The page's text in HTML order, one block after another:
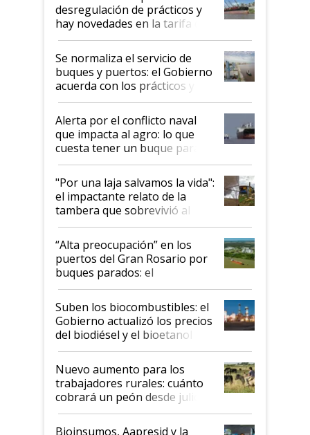
desregulación de prácticos y
hay novedades en la tarifa de
la hidrovía
Se normaliza el servicio de
buques y puertos: el Gobierno
acuerda con los prácticos y
suspende el decreto de
desregulación
Alerta por el conflicto naval
que impacta al agro: lo que
cuesta tener un buque parado
y el peligro de que Argentina
pase a ser "país sucio"
"Por una laja salvamos la vida":
el impactante relato de la
tambera que sobrevivió al
tornado
“Alta preocupación” en los
puertos del Gran Rosario por
buques parados: el
funcionamiento de las
exportadoras en tensión tras
la medida de fuerza de los
prácticos
Suben los biocombustibles: el
Gobierno actualizó los precios
del biodiésel y el bioetanol
Nuevo aumento para los
trabajadores rurales: cuánto
cobrará un peón desde julio
Bioinsumos, Aapresid y la